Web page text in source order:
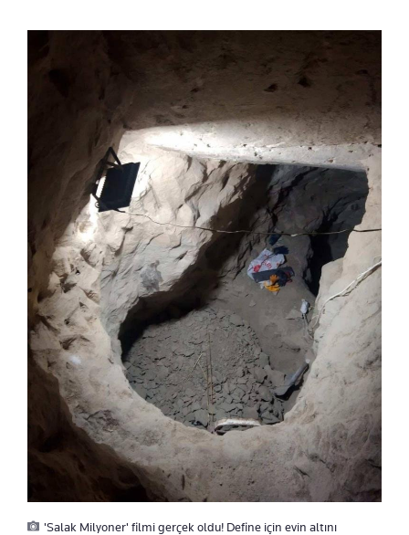
'Salak Milyoner' filmi gerçek oldu! Define için evin altını